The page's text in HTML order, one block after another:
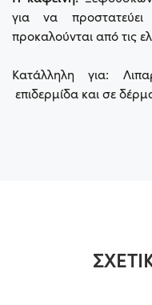
για να
προκαλούνται από τις
Κατάλληλη για:
επιδερμίδα και σε